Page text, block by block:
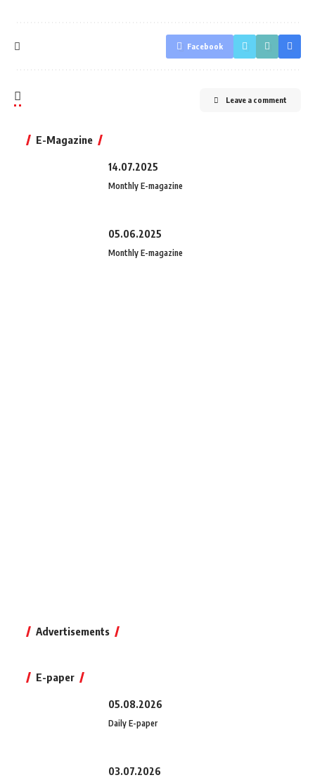
Facebook
Leave a comment
E-Magazine
14.07.2025
Monthly E-magazine
05.06.2025
Monthly E-magazine
Advertisements
E-paper
05.08.2026
Daily E-paper
03.07.2026